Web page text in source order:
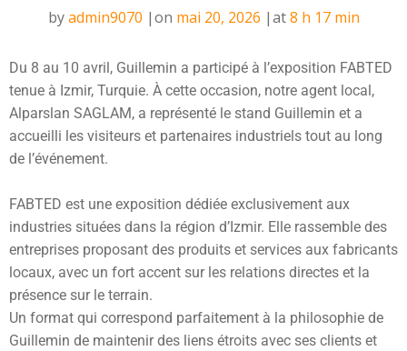
byadmin9070 |on mai 20, 2026 |at8 h 17 min
Du 8 au 10 avril, Guillemin a participé à l’exposition FABTED
tenue à Izmir, Turquie. À cette occasion, notre agent local,
Alparslan SAGLAM, a représenté le stand Guillemin et a
accueilli les visiteurs et partenaires industriels tout au long
de l’événement.
FABTED est une exposition dédiée exclusivement aux
industries situées dans la région d’Izmir. Elle rassemble des
entreprises proposant des produits et services aux fabricants
locaux, avec un fort accent sur les relations directes et la
présence sur le terrain.
Un format qui correspond parfaitement à la philosophie de
Guillemin de maintenir des liens étroits avec ses clients et